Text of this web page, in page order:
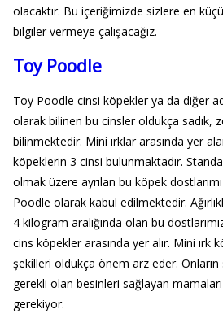
olacaktır. Bu içeriğimizde sizlere en
bilgiler vermeye çalışacağız.
Toy Poodle
Toy Poodle cinsi köpekler ya da diğer
olarak bilinen bu cinsler oldukça sadık,
bilinmektedir. Mini ırklar arasında yer
köpeklerin 3 cinsi bulunmaktadır.
olmak üzere ayrılan bu köpek
Poodle olarak kabul edilmektedir.
4 kilogram aralığında olan bu
cins köpekler arasında yer alır. Mini ırk
şekilleri oldukça önem arz eder.
gerekli olan besinleri sağlayan
gerekiyor.